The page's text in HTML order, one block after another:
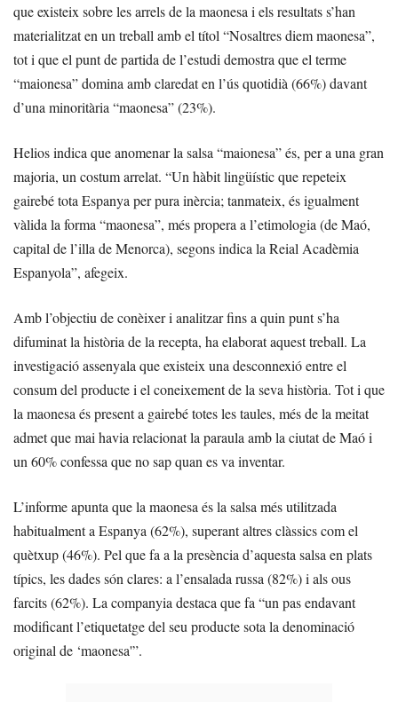
que existeix sobre les arrels de la maonesa i els resultats s’han
materialitzat en un treball amb el títol “Nosaltres diem maonesa”,
tot i que el punt de partida de l’estudi demostra que el terme
“maionesa” domina amb claredat en l’ús quotidià (66%) davant
d’una minoritària “maonesa” (23%).
Helios indica que anomenar la salsa “maionesa” és, per a una gran
majoria, un costum arrelat. “Un hàbit lingüístic que repeteix
gairebé tota Espanya per pura inèrcia; tanmateix, és igualment
vàlida la forma “maonesa”, més propera a l’etimologia (de Maó,
capital de l’illa de Menorca), segons indica la Reial Acadèmia
Espanyola”, afegeix.
Amb l’objectiu de conèixer i analitzar fins a quin punt s’ha
difuminat la història de la recepta, ha elaborat aquest treball. La
investigació assenyala que existeix una desconnexió entre el
consum del producte i el coneixement de la seva història. Tot i que
la maonesa és present a gairebé totes les taules, més de la meitat
admet que mai havia relacionat la paraula amb la ciutat de Maó i
un 60% confessa que no sap quan es va inventar.
L’informe apunta que la maonesa és la salsa més utilitzada
habitualment a Espanya (62%), superant altres clàssics com el
quètxup (46%). Pel que fa a la presència d’aquesta salsa en plats
típics, les dades són clares: a l’ensalada russa (82%) i als ous
farcits (62%). La companyia destaca que fa “un pas endavant
modificant l’etiquetatge del seu producte sota la denominació
original de ‘maonesa'”.